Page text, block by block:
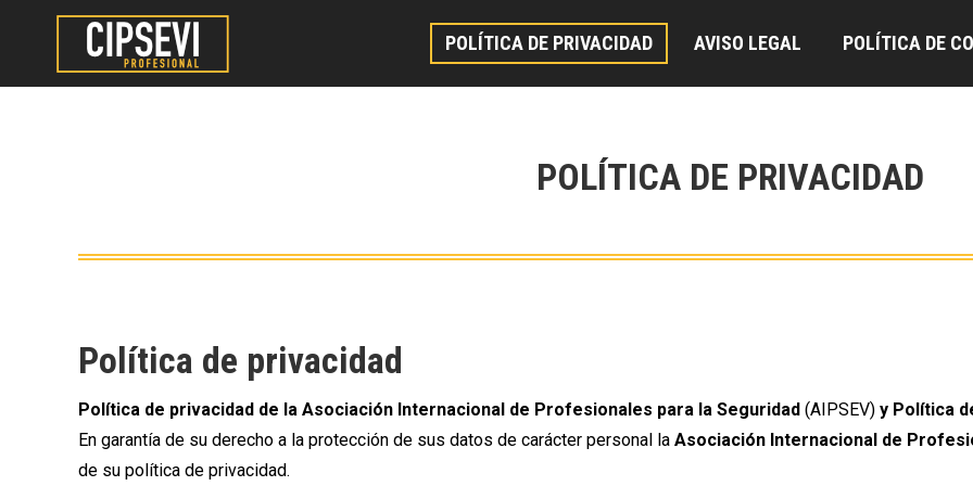
POLÍTICA DE PRIVACIDAD AVISO LEGAL POLÍTICA DE
POLÍTICA DE PRIVACIDAD
Política de privacidad
Política de privacidad de la Asociación Internacional de Profesionales para la Seguridad (AIPSEV) y Política
En garantía de su derecho a la protección de sus datos de carácter personal la Asociación Internacional de
de su política de privacidad.